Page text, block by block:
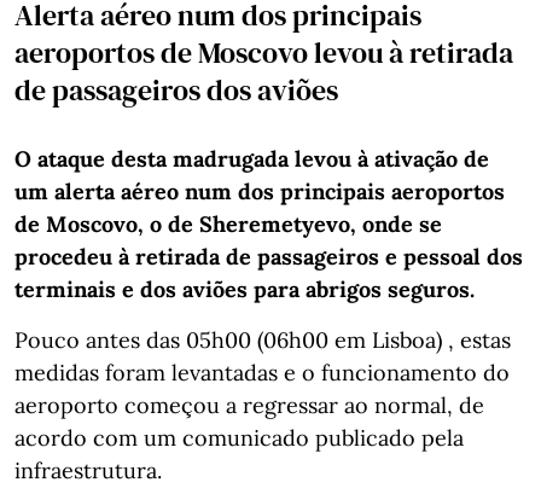
Alerta aéreo num dos principais
aeroportos de Moscovo levou à retirada
de passageiros dos aviões
O ataque desta madrugada levou à ativação de
um alerta aéreo num dos principais aeroportos
de Moscovo, o de Sheremetyevo, onde se
procedeu à retirada de passageiros e pessoal dos
terminais e dos aviões para abrigos seguros.
Pouco antes das 05h00 (06h00 em Lisboa) , estas
medidas foram levantadas e o funcionamento do
aeroporto começou a regressar ao normal, de
acordo com um comunicado publicado pela
infraestrutura.